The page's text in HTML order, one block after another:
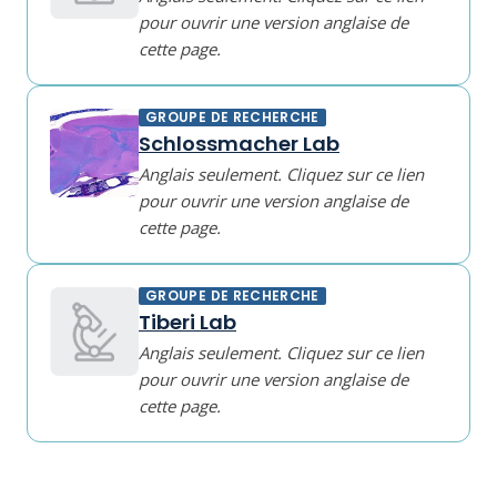
pour ouvrir une version anglaise de
cette page.
GROUPE DE RECHERCHE
Schlossmacher Lab
Anglais seulement. Cliquez sur ce lien
pour ouvrir une version anglaise de
cette page.
GROUPE DE RECHERCHE
Tiberi Lab
Anglais seulement. Cliquez sur ce lien
pour ouvrir une version anglaise de
cette page.